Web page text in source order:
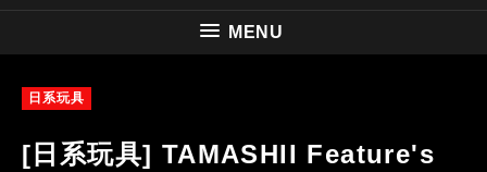
MENU
日系玩具
[日系玩具] TAMASHII Feature's